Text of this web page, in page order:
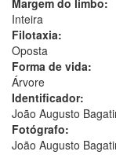
Margem do limbo:
Inteira
Filotaxia:
Oposta
Forma de vida:
Árvore
Identificador:
João Augusto
Fotógrafo:
João Augusto